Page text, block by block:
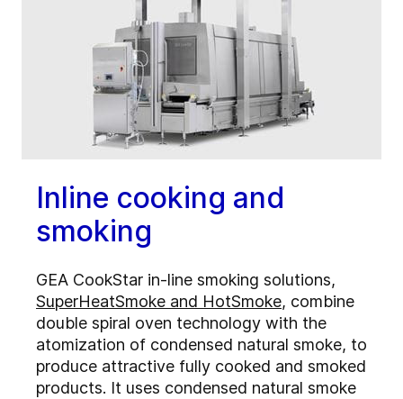
Inline cooking and
smoking
GEA CookStar in-line smoking solutions,
SuperHeatSmoke and HotSmoke, combine
double spiral oven technology with the
atomization of condensed natural smoke, to
produce attractive fully cooked and smoked
products. It uses condensed natural smoke